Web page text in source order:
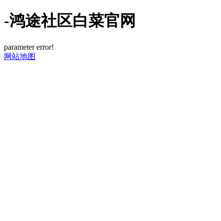
-鸿途社区白菜官网
parameter error!
网站地图